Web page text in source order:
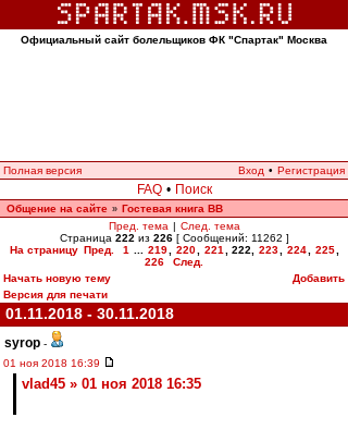
Официальный сайт болельщиков ФК "Спартак" Москва
Полная версия Вход • Регистрация
FAQ • Поиск
Общение на сайте » Гостевая книга ВВ
Пред. тема | След. тема
Страница 222 из 226[ Сообщений: 11262 ]
На страницу Пред. 1 219 220 221 222 223 224 225
226
След.
Начать новую тему
Добавить
Версия для печати
01.11.2018 - 30.11.2018
syrop -
01 ноя 2018 16:39
vlad45 » 01 ноя 2018 16:35